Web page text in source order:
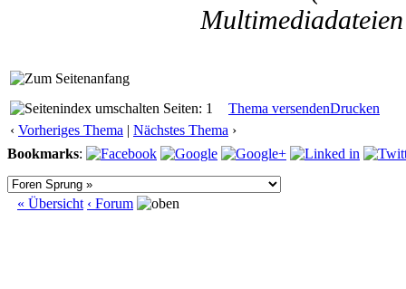
Seiten: 1 Thema versendenDrucken
‹ Vorheriges Thema | Nächstes Thema ›
Bookmarks:
« Übersicht ‹ Forum